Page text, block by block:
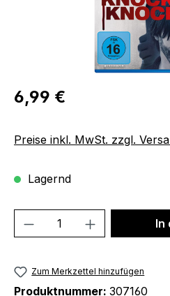
Regulärer Preis:
6,99 €
Preise inkl. MwSt. zzgl.
Lagernd
Produkt Anzahl: In
Zum Merkzettel hinzufügen
Produktnummer: 307160